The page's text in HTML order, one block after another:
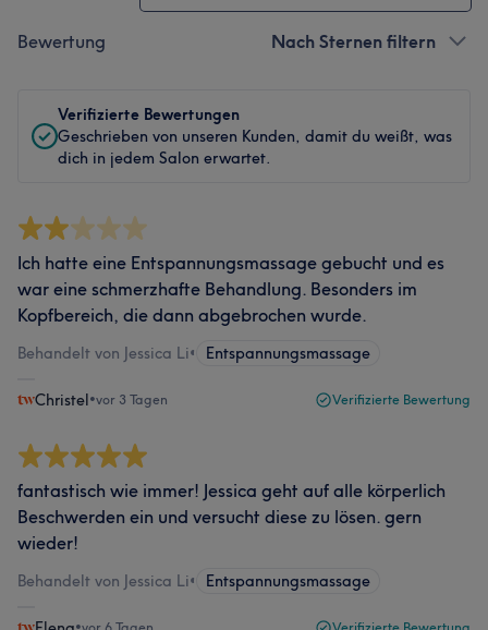
Bewertung Nach Sternen filtern
Verifizierte Bewertungen
Geschrieben von unseren Kunden, damit du weißt, was
dich in jedem Salon erwartet.
Ich hatte eine Entspannungsmassage gebucht und es
war eine schmerzhafte Behandlung. Besonders im
Kopfbereich, die dann abgebrochen wurde.
Behandelt von Jessica Li• Entspannungsmassage
Christel•vor 3 Tagen Verifizierte Bewertung
fantastisch wie immer! Jessica geht auf alle körperlich
Beschwerden ein und versucht diese zu lösen. gern
wieder!
Behandelt von Jessica Li• Entspannungsmassage